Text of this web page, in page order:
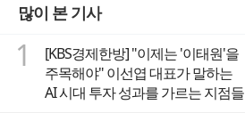
많이 본 기사
1
[KBS경제한방] "이제는 '이태원'을
주목해야" 이선엽 대표가 말하는
AI 시대 투자 성과를 가르는 지점들